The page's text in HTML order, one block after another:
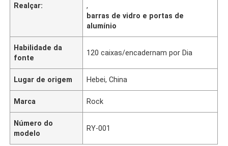
Realçar:
,
barras de vidro e portas de
alumínio
Habilidade da
fonte
120 caixas/encadernam por Dia
Lugar de origem Hebei, China
Marca Rock
Número do
modelo
RY-001